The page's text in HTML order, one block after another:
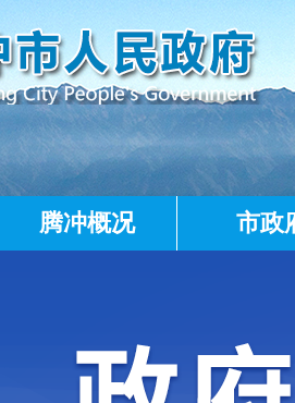
腾冲概况 市政